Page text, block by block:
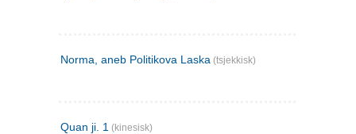
Norma, aneb Politikova Laska (tsjekkisk)
Quan ji. 1 (kinesisk)